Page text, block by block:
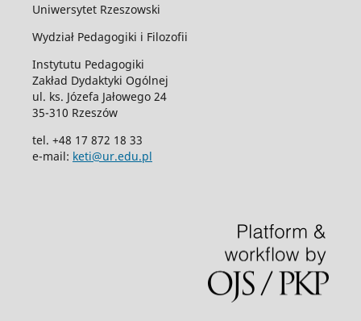
Uniwersytet Rzeszowski
Wydział Pedagogiki i Filozofii
Instytutu Pedagogiki
Zakład Dydaktyki Ogólnej
ul. ks. Józefa Jałowego 24
35-310 Rzeszów
tel. +48 17 872 18 33
e-mail: keti@ur.edu.pl